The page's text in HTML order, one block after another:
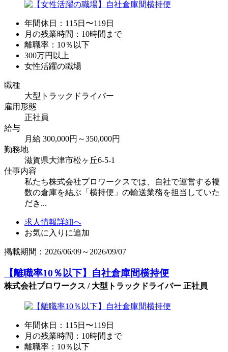
年間休日：115日〜119日
月の残業時間：10時間まで
離職率：10％以下
300万円以上
女性活躍の職場
職種
大型トラックドライバー
雇用形態
正社員
給与
月給 300,000円～350,000円
勤務地
滋賀県大津市松ヶ丘6-5-1
仕事内容
私たち株式会社プロワークスでは、自社で運営する複
数の倉庫を結ぶ「横持便」の輸送業務を担当していた
だき...
求人情報詳細へ
お気に入りに追加
掲載期間：2026/06/09～2026/09/07
【離職率10％以下】自社倉庫間横持便
株式会社プロワークス / 大型トラックドライバー 正社員
年間休日：115日〜119日
月の残業時間：10時間まで
離職率：10％以下